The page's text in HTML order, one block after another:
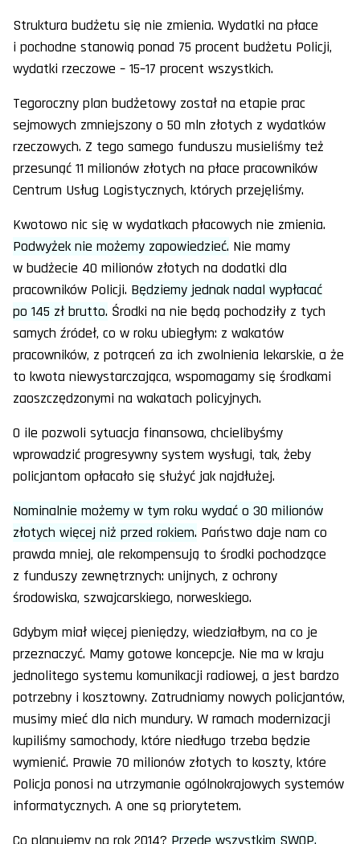
Struktura budżetu się nie zmienia. Wydatki na płace
i pochodne stanowią ponad 75 procent budżetu Policji,
wydatki rzeczowe – 15–17 procent wszystkich.
Tegoroczny plan budżetowy został na etapie prac
sejmowych zmniejszony o 50 mln złotych z wydatków
rzeczowych. Z tego samego funduszu musieliśmy też
przesunąć 11 milionów złotych na płace pracowników
Centrum Usług Logistycznych, których przejęliśmy.
Kwotowo nic się w wydatkach płacowych nie zmienia.
Podwyżek nie możemy zapowiedzieć. Nie mamy
w budżecie 40 milionów złotych na dodatki dla
pracowników Policji. Będziemy jednak nadal wypłacać
po 145 zł brutto. Środki na nie będą pochodziły z tych
samych źródeł, co w roku ubiegłym: z wakatów
pracowników, z potrąceń za ich zwolnienia lekarskie, a że
to kwota niewystarczająca, wspomagamy się środkami
zaoszczędzonymi na wakatach policyjnych.
O ile pozwoli sytuacja finansowa, chcielibyśmy
wprowadzić progresywny system wysługi, tak, żeby
policjantom opłacało się służyć jak najdłużej.
Nominalnie możemy w tym roku wydać o 30 milionów
złotych więcej niż przed rokiem. Państwo daje nam co
prawda mniej, ale rekompensują to środki pochodzące
z funduszy zewnętrznych: unijnych, z ochrony
środowiska, szwajcarskiego, norweskiego.
Gdybym miał więcej pieniędzy, wiedziałbym, na co je
przeznaczyć. Mamy gotowe koncepcje. Nie ma w kraju
jednolitego systemu komunikacji radiowej, a jest bardzo
potrzebny i kosztowny. Zatrudniamy nowych policjantów,
musimy mieć dla nich mundury. W ramach modernizacji
kupiliśmy samochody, które niedługo trzeba będzie
wymienić. Prawie 70 milionów złotych to koszty, które
Policja ponosi na utrzymanie ogólnokrajowych systemów
informatycznych. A one są priorytetem.